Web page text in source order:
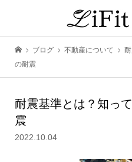
ブログ 不動産について
の耐震
耐震基準とは？知っ
震
2022.10.04